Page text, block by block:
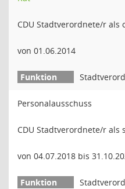
CDU Stadtverordnete/r
von 01.06.2014
Personalausschuss
CDU Stadtverordnete/r als
von 04.07.2018 bis